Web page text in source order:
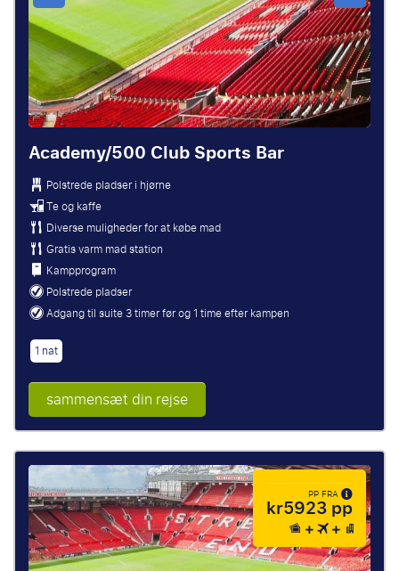
Academy/500 Club Sports Bar
Polstrede pladser i hjørne
Te og kaffe
Diverse muligheder for at købe mad
Gratis varm mad station
Kampprogram
Polstrede pladser
Adgang til suite 3 timer før og 1 time efter kampen
1 nat
sammensæt din rejse
PP FRA
kr5923 pp